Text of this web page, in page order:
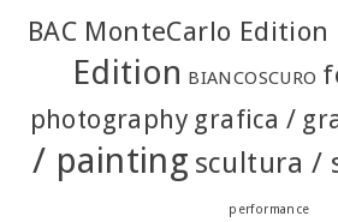
BAC MonteCarlo Edition
Edition BIANCOSCURO
photography grafica /
/ painting scultura /
performance